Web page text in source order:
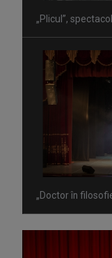
„Plicul”,
„Doctor în